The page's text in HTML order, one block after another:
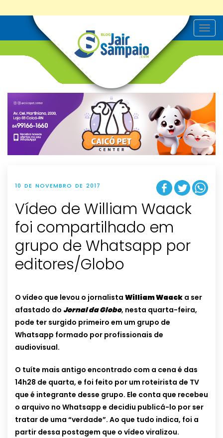
T
o
v
g
t
i
o
n
10 DE NOVEMBRO DE 2017
Vídeo de William Waack
foi compartilhado em
grupo de Whatsapp por
editores/Globo
O vídeo que levou o jornalista William Waack a ser
afastado do Jornal da Globo, nesta quarta-feira,
pode ter surgido primeiro em um grupo de
Whatsapp formado por profissionais de
audiovisual.
O tuíte mais antigo encontrado com a cena é das
14h28 de quarta, e foi feito por um roteirista de TV
que é integrante desse grupo. Ele conta que recebeu
o arquivo no Whatsapp e decidiu publicá-lo por ser
tratar de uma “verdade”. Ao que tudo indica, foi a
partir dessa postagem que o vídeo viralizou.